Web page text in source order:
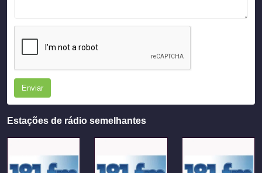
Enviar
Estações de rádio semelhantes